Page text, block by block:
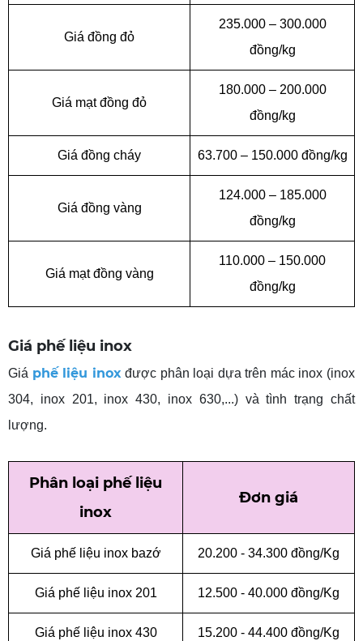
Giá đồng đỏ
235.000 – 300.000
đồng/kg
Giá mạt đồng đỏ
180.000 – 200.000
đồng/kg
Giá đồng cháy 63.700 – 150.000 đồng/kg
Giá đồng vàng
124.000 – 185.000
đồng/kg
Giá mạt đồng vàng
110.000 – 150.000
đồng/kg
Giá phế liệu inox
Giá phế liệu inox được phân loại dựa trên mác inox (inox
304, inox 201, inox 430, inox 630,...) và tình trạng chất
lượng.
Phân loại phế liệu
inox
Đơn giá
Giá phế liệu inox bazớ 20.200 - 34.300 đồng/Kg
Giá phế liệu inox 201 12.500 - 40.000 đồng/Kg
Giá phế liệu inox 430 15.200 - 44.400 đồng/Kg